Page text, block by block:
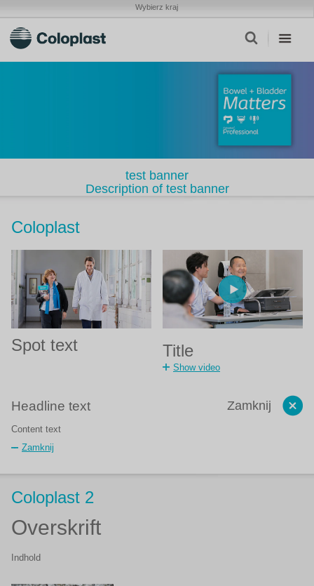
Wybierz kraj
test banner
Description of test banner
Coloplast
Spot text Title
Show video
Zamknij
Headline text
Content text
Zamknij
Coloplast 2
Overskrift
Indhold